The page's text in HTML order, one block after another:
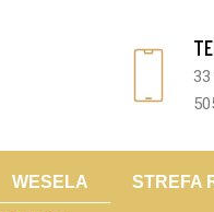
33
WESELA STREFA